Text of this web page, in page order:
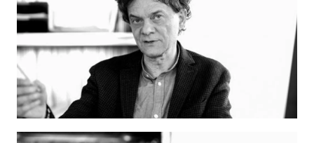
Email Facebook
Bluesky Whatsapp